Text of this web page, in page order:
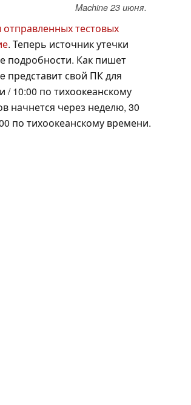
Machine 23 июня.
тестовых
. Теперь источник утечки
подробности. Как пишет
представит свой ПК для
/ 10:00 по тихоокеанскому
начнется через неделю, 30
по тихоокеанскому времени.